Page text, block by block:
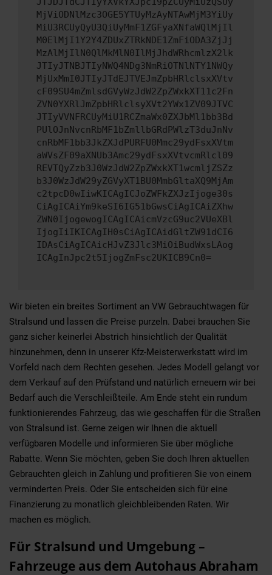
MjViODNlMzc3OGE5YTUyMzAyNTAwMjM3YiUy
MiU3RCUyQyU3QiUyMmF1ZGFyaXNfaWQlMjIl
M0ElMjI1Y2Y4ZDUxZTRkNDE1ZmFiODA3ZjJj
MzAlMjIlN0QlMkMlN0IlMjJhdWRhcmlzX2lk
JTIyJTNBJTIyNWQ4NDg3NmRiOTNlNTY1NWQy
MjUxMmI0JTIyJTdEJTVEJmZpbHRlclsxXVtv
cF09SU4mZmlsdGVyWzJdW2ZpZWxkXT11c2Fn
ZVN0YXRlJmZpbHRlclsyXVt2YWx1ZV09JTVC
JTIyVVNFRCUyMiU1RCZmaWx0ZXJbMl1bb3Bd
PUlOJnNvcnRbMF1bZmllbGRdPWlzT3duJnNv
cnRbMF1bb3JkZXJdPURFU0Mmc29ydFsxXVtm
aWVsZF09aXNUb3Amc29ydFsxXVtvcmRlcl09
REVTQyZzb3J0WzJdW2ZpZWxkXT1wcmljZSZz
b3J0WzJdW29yZGVyXT1BU0MmbGltaXQ9MjAm
c2tpcD0wIiwKICAgICJoZWFkZXJzIjoge30s
CiAgICAiYm9keSI6IG51bGwsCiAgICAiZXhw
ZWN0IjogewogICAgICAicmVzcG9uc2VUeXBl
IjogIiIKICAgIH0sCiAgICAidGltZW91dCI6
IDAsCiAgICAicHJvZ3Jlc3MiOiBudWxsLAog
ICAgInJpc2t5IjogZmFsc2UKICB9Cn0=
Wir bieten ein breites Sortiment an VW Gebrauchtwagen für
Stralsund und lassen die Preise purzeln. Dabei brauchen Sie
ganz sicher keinerlei Abstrich hinsichtlich der Qualität
hinzunehmen, denn in unserer Kfz-Meisterwerkstatt wird im
Vorfeld nach dem Rechten gesehen. Jedes Modell gelangt vor
dem Verkauf auf den Prüfstand und natürlich erneuern wir bei
Bedarf auch die Verschleißteile. Am Ende steht ein rundum
funktionierendes Fahrzeug, das wie geschaffen für die Straßen
von Stralsund ist. Gerne zeigen wir Ihnen die aktuell
verfügbaren Modelle und informieren Sie über mögliche
Rabatte. Wenn Sie möchten, geben Sie doch Ihren aktuellen
Gebrauchten gleich in Zahlung und profitieren Sie von einem
verminderten Preis. Oder Sie entscheiden sich für eine
Finanzierung zu monatlich gleichbleibenden Raten. Wir
machen es möglich.
Für Stralsund und Umgebung –
Fahrzeuge aus dem Autohaus Abraham